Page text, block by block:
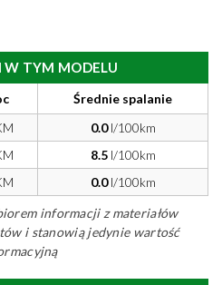
W TYM MODELU
Średnie spalanie
0.0l/100km
8.5l/100km
0.0l/100km
informacji z materiałów
i stanowią jedynie wartość